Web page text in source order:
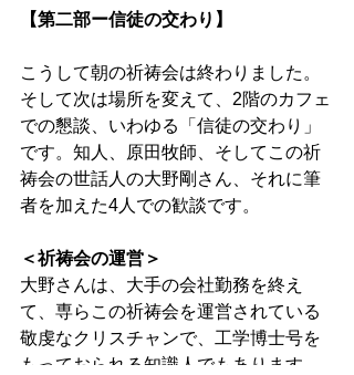
【第二部ー信徒の交わり】
こうして朝の祈祷会は終わりました。
そして次は場所を変えて、2階のカフェ
での懇談、いわゆる「信徒の交わり」
です。知人、原田牧師、そしてこの祈
祷会の世話人の大野剛さん、それに筆
者を加えた4人での歓談です。
＜祈祷会の運営＞
大野さんは、大手の会社勤務を終え
て、専らこの祈祷会を運営されている
敬虔なクリスチャンで、工学博士号を
もっておられる知識人でもあります。